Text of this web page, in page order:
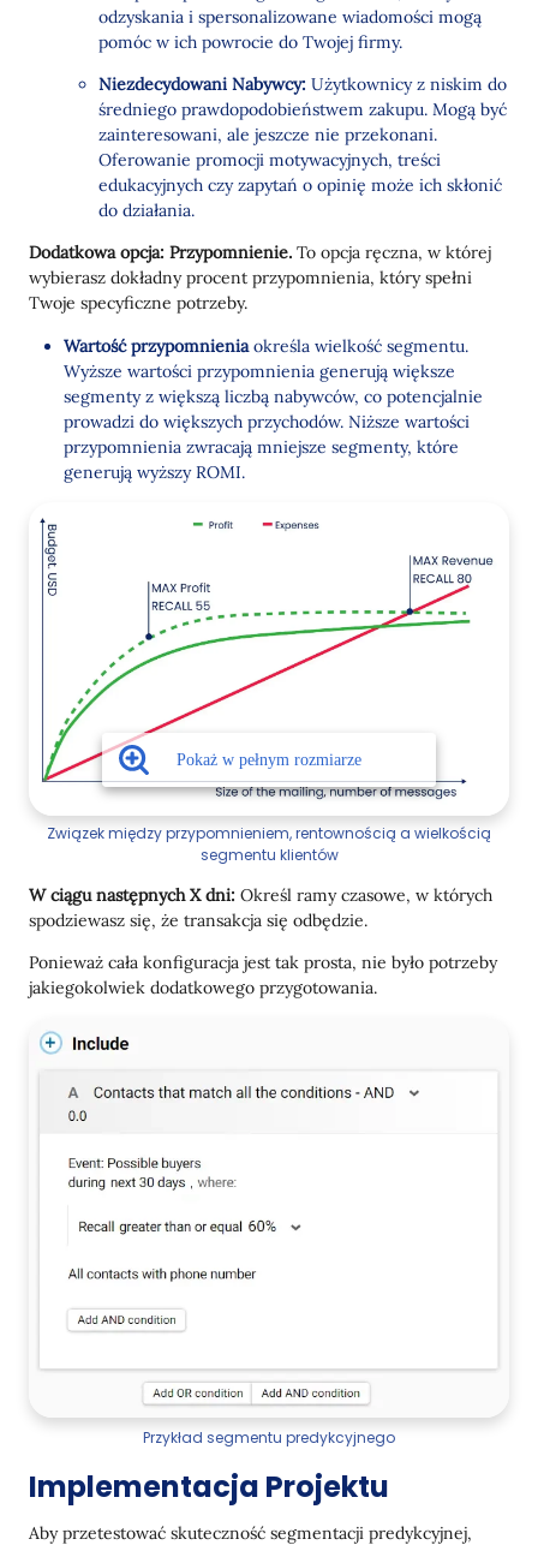
odzyskania i spersonalizowane wiadomości mogą
pomóc w ich powrocie do Twojej firmy.
Niezdecydowani Nabywcy: Użytkownicy z niskim do
średniego prawdopodobieństwem zakupu. Mogą być
zainteresowani, ale jeszcze nie przekonani.
Oferowanie promocji motywacyjnych, treści
edukacyjnych czy zapytań o opinię może ich skłonić
do działania.
Dodatkowa opcja: Przypomnienie. To opcja ręczna, w której
wybierasz dokładny procent przypomnienia, który spełni
Twoje specyficzne potrzeby.
Wartość przypomnieniaokreśla wielkość segmentu.
Wyższe wartości przypomnienia generują większe
segmenty z większą liczbą nabywców, co potencjalnie
prowadzi do większych przychodów. Niższe wartości
przypomnienia zwracają mniejsze segmenty, które
generują wyższy ROMI.
Związek między przypomnieniem, rentownością a wielkością
segmentu klientów
W ciągu następnych X dni: Określ ramy czasowe, w których
spodziewasz się, że transakcja się odbędzie.
Ponieważ cała konfiguracja jest tak prosta, nie było potrzeby
jakiegokolwiek dodatkowego przygotowania.
Przykład segmentu predykcyjnego
Implementacja Projektu
Aby przetestować skuteczność segmentacji predykcyjnej,